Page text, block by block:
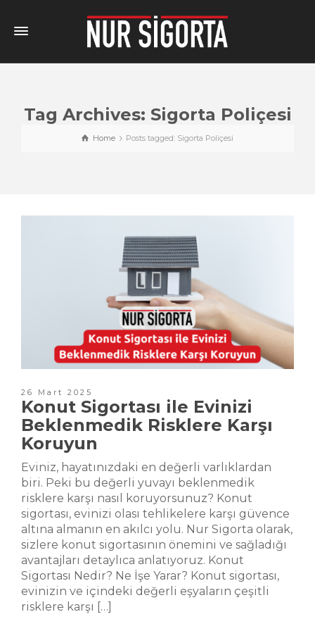
Tag Archives: Sigorta Poliçesi
Home Posts tagged: Sigorta Poliçesi
26 Mart 2025
Konut Sigortası ile Evinizi
Beklenmedik Risklere Karşı
Koruyun
Eviniz, hayatınızdaki en değerli varlıklardan
biri. Peki bu değerli yuvayı beklenmedik
risklere karşı nasıl koruyorsunuz? Konut
sigortası, evinizi olası tehlikelere karşı güvence
altına almanın en akılcı yolu. Nur Sigorta olarak,
sizlere konut sigortasının önemini ve sağladığı
avantajları detaylıca anlatıyoruz. Konut
Sigortası Nedir? Ne İşe Yarar? Konut sigortası,
evinizin ve içindeki değerli eşyaların çeşitli
risklere karşı […]